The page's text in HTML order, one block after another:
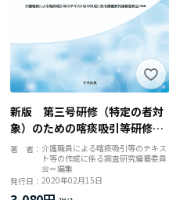
新版 第三号研修（特定の者対
象）のための喀痰吸引等研修テ
キスト
著 者： 介護職員による喀痰吸引等のテキス
ト等の作成に係る調査研究編纂委員
会＝編集
発行日：2020年02月15日